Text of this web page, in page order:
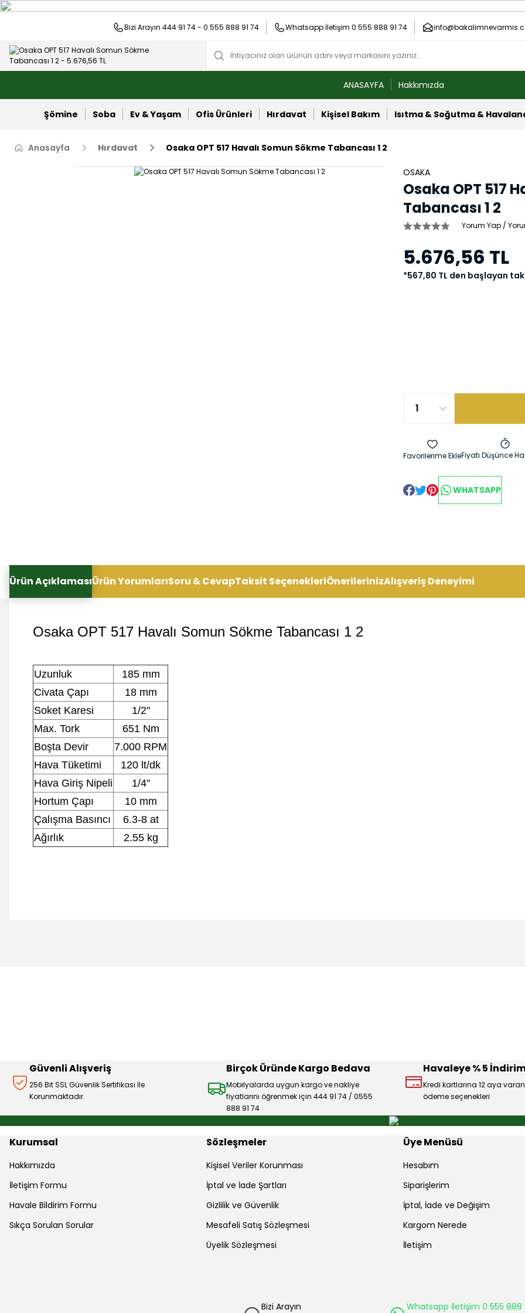
Bizi Arayın 444 91 74 - 0 555 888 91 74 Whatsapp İletişim 0 555 888 91 74
ANASAYFA Hakkımızda
Şömine Soba Ev & Yaşam Ofis Ürünleri Hırdavat Kişisel Bakım Isıtma & Soğutma &
Anasayfa Hırdavat Osaka OPT 517 Havalı Somun Sökme Tabancası 1 2
OSAKA
Osaka OPT 517
Tabancası 1 2
Yorum Yap /
5.676,56 TL
*567,80 TL den başlayan
Fiyatı Düşünce
WHATSAPP
Ürün AçıklamasıÜrün YorumlarıSoru & CevapTaksit SeçenekleriÖnerilerinizAlışveriş Deneyimi
Osaka OPT 517 Havalı Somun Sökme Tabancası 1 2
Uzunluk
185 mm
Civata Çapı
18 mm
Soket Karesi
1/2"
Max. Tork
651 Nm
Boşta Devir
7.000 RPM
Hava Tüketimi
120 lt/dk
Hava Giriş Nipeli
1/4"
Hortum Çapı
10 mm
Çalışma Basıncı
6.3-8 at
Ağırlık
2.55 kg
Güvenli Alışveriş
256 Bit SSL Güvenlik Sertifikası İle
Korunmaktadır.
Birçok Üründe Kargo Bedava
Mobilyalarda uygun kargo ve nakliye
fiyatlarını öğrenmek için 444 91 74 / 0555
888 91 74
Havaleye % 5 İndirim
Kredi kartlarına 12 aya
ödeme seçenekleri
Kurumsal
Hakkımızda
İletişim Formu
Havale Bildirim Formu
Sıkça Sorulan Sorular
Sözleşmeler
Kişisel Veriler Korunması
İptal ve İade Şartları
Gizlilik ve Güvenlik
Mesafeli Satış Sözleşmesi
Üyelik Sözleşmesi
Üye Menüsü
Hesabım
Siparişlerim
İptal, İade ve Değişim
Kargom Nerede
İletişim
Bizi Arayın Whatsapp İletişim 0 555 888